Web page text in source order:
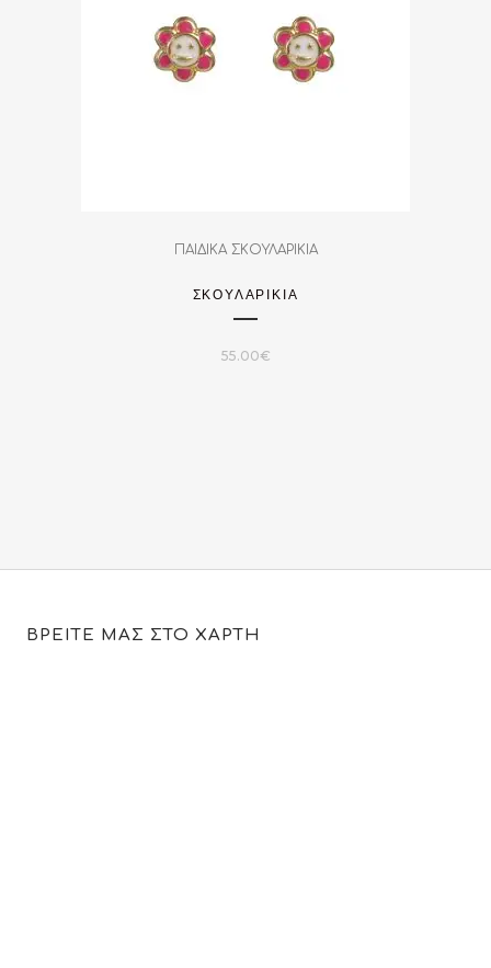
ΠΑΙΔΙΚΑ ΣΚΟΥΛΑΡΙΚΙΑ
ΣΚΟΥΛΑΡΙΚΙΑ
55.00€
ΒΡΕΙΤΕ ΜΑΣ ΣΤΟ ΧΑΡΤΗ